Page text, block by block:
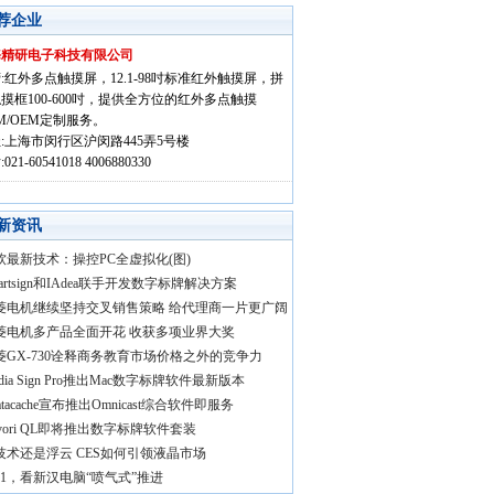
企业
研电子科技有限公司
红外多点触摸屏，12.1-98吋标准红外触摸屏，拼
框100-600吋，提供全方位的红外多点触摸
OEM定制服务。
上海市闵行区沪闵路445弄5号楼
60541018 4006880330
资讯
最新技术：操控PC全虚拟化(图)
和IAdea联手开发数字标牌解决方案
电机继续坚持交叉销售策略 给代理商一片更广阔
电机多产品全面开花 收获多项业界大奖
GX-730诠释商务教育市场价格之外的竞争力
Sign Pro推出Mac数字标牌软件最新版本
宣布推出Omnicast综合软件即服务
QL即将推出数字标牌软件套装
术还是浮云 CES如何引领液晶市场
，看新汉电脑“喷气式”推进